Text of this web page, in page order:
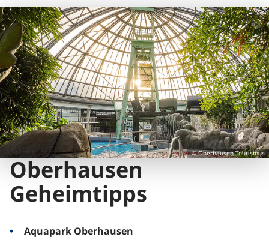
Oberhausen
Geheimtipps
Aquapark Oberhausen
© Oberhausen Tourismus